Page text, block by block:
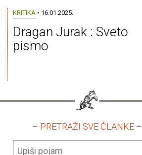
KRITIKA • 16.01.2025.
Dragan Jurak : Sveto
pismo
– PRETRAŽI SVE ČLANKE –